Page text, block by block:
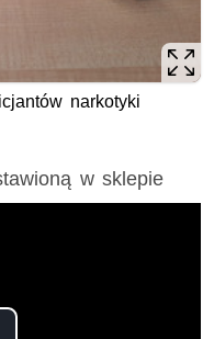
narkotyki
w sklepie